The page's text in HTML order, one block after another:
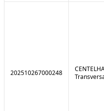
202510267000248